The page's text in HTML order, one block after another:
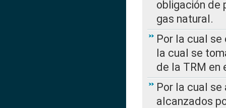
obligación de
gas natural.
Por la cual se
la cual se
de la TRM en
Por la cual
alcanzados